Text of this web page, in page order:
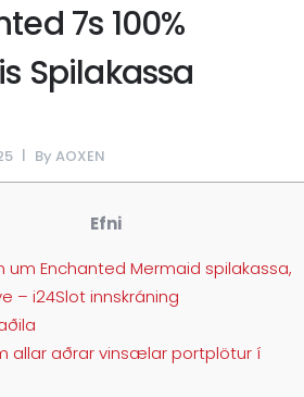
7s 100%
Spilakassa
By AOXEN
Efni
um Enchanted Mermaid spilakassa,
– i24Slot innskráning
allar aðrar vinsælar portplötur í